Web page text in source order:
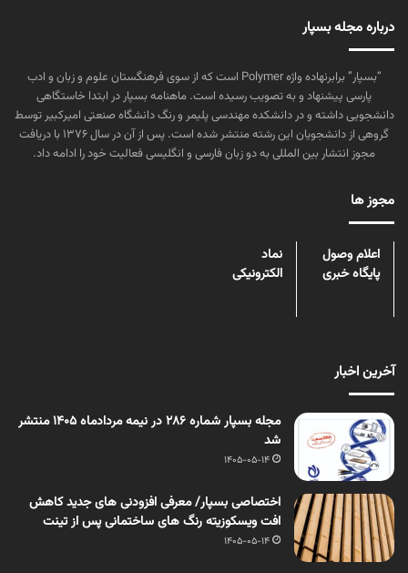
درباره مجله بسپار
“بسپار” برابرنهاده واژه Polymer است که از سوی فرهنگستان علوم و زبان و ادب
پارسی پیشنهاد و به تصویب رسیده است. ماهنامه بسپار در ابتدا خاستگاهی
دانشجویی داشته و در دانشکده مهندسی پلیمر و رنگ دانشگاه صنعتی امیرکبیر توسط
گروهی از دانشجویان این رشته منتشر شده است. پس از آن در سال ۱۳۷۶ با دریافت
مجوز انتشار بین المللی به دو زبان فارسی و انگلیسی فعالیت خود را ادامه داد.
مجوز ها
اعلام وصول
پایگاه خبری
نماد
الکترونیکی
آخرین اخبار
مجله بسپار شماره 286 در نیمه مردادماه 1405 منتشر
شد
1405-05-14
اختصاصی بسپار/ معرفی افزودنی های جدید کاهش
افت ویسکوزیته رنگ های ساختمانی پس از تینت
1405-05-14